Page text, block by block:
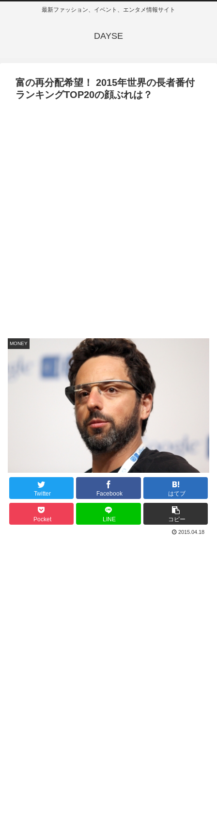
最新ファッション、イベント、エンタメ情報サイト
DAYSE
富の再分配希望！ 2015年世界の長者番付
ランキングTOP20の顔ぶれは？
MONEY
Twitter Facebook はてブ
Pocket LINE コピー
2015.04.18